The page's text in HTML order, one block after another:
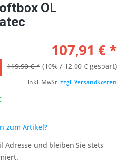
OL
107,91 € *
119,90 € * (10% / 12,00 € gespart)
inkl. MwSt.zzgl. Versandkosten
zum Artikel?
Adresse und bleiben Sie stets